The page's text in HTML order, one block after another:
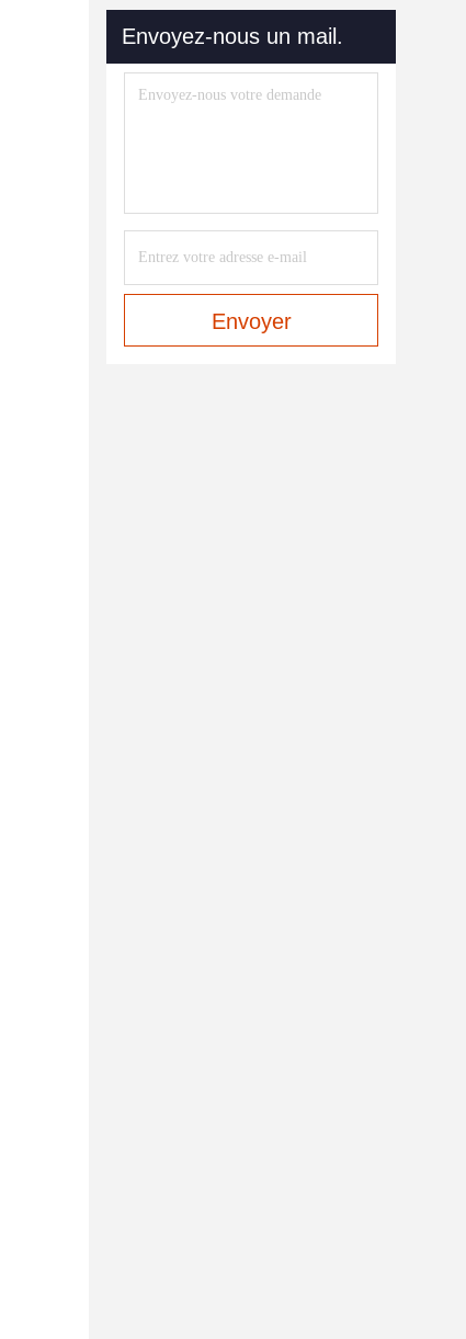
Envoyez-nous un mail.
Envoyer